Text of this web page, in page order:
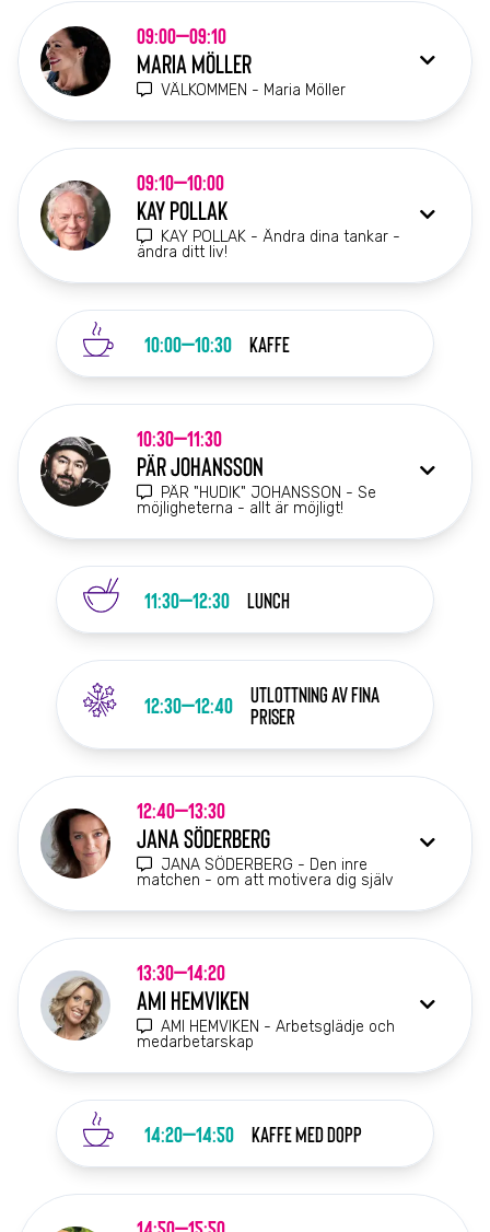
09:00–09:10
MARIA MÖLLER
VÄLKOMMEN - Maria Möller
09:10–10:00
KAY POLLAK
KAY POLLAK - Ändra dina tankar -
ändra ditt liv!
10:00–10:30 KAFFE
10:30–11:30
PÄR JOHANSSON
PÄR "HUDIK" JOHANSSON - Se
möjligheterna - allt är möjligt!
11:30–12:30 LUNCH
12:30–12:40
Utlottning av fina
priser
12:40–13:30
JANA SÖDERBERG
JANA SÖDERBERG - Den inre
matchen - om att motivera dig själv
13:30–14:20
AMI HEMVIKEN
AMI HEMVIKEN - Arbetsglädje och
medarbetarskap
14:20–14:50 KAFFE med dopp